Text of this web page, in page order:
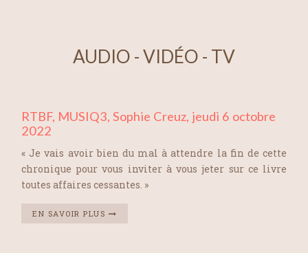
AUDIO - VIDÉO - TV
RTBF, MUSIQ3, Sophie Creuz, jeudi 6 octobre
2022
« Je vais avoir bien du mal à attendre la fin de cette
chronique pour vous inviter à vous jeter sur ce livre
toutes affaires cessantes. »
EN SAVOIR PLUS